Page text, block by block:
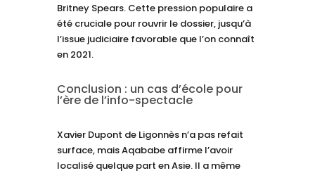
Britney Spears. Cette pression populaire a
été cruciale pour rouvrir le dossier, jusqu’à
l’issue judiciaire favorable que l’on connaît
en 2021.
Conclusion : un cas d’école pour
l’ère de l’info-spectacle
Xavier Dupont de Ligonnès n’a pas refait
surface, mais Aqababe affirme l’avoir
localisé quelque part en Asie. Il a même